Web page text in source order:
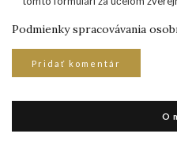
Podmienky spracovávania
O